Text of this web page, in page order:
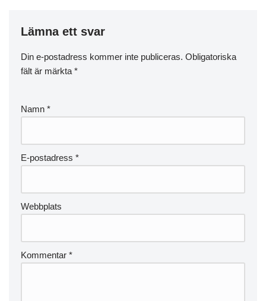
Lämna ett svar
Din e-postadress kommer inte publiceras. Obligatoriska
fält är märkta *
Namn *
E-postadress *
Webbplats
Kommentar *